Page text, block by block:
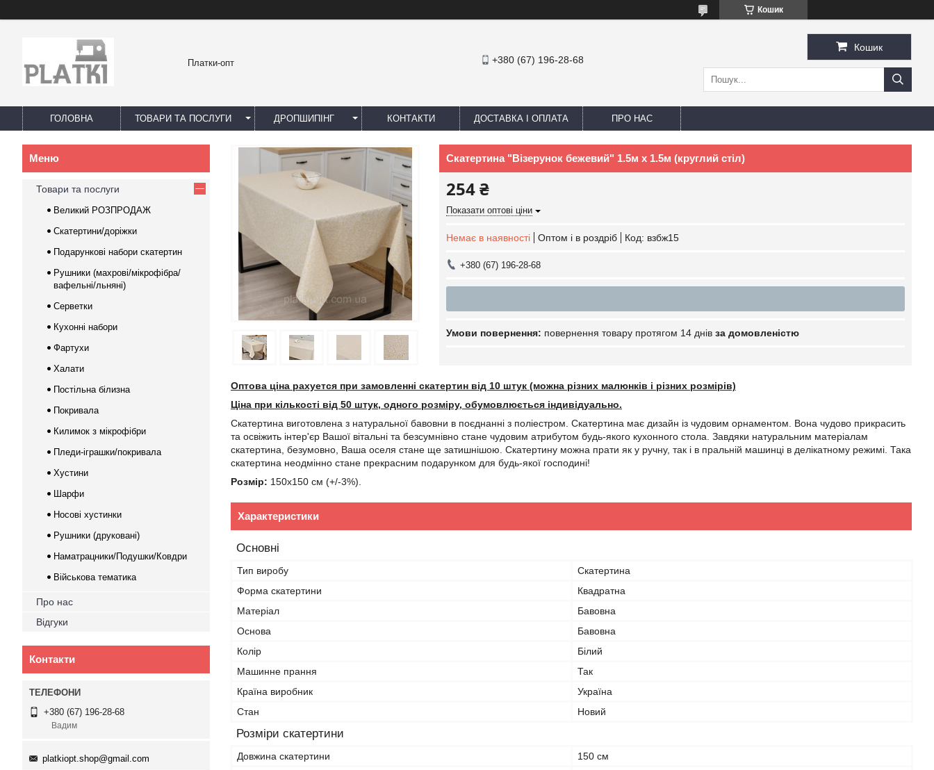
Кошик
Платки-опт +380 (67) 196-28-68
Кошик
ГОЛОВНА ТОВАРИ ТА ПОСЛУГИ ДРОПШИПІНГ КОНТАКТИ ДОСТАВКА І ОПЛАТА ПРО НАС
Скатертина "Візерунок бежевий" 1.5м х 1.5м (круглий стіл)
254 ₴
Показати оптові ціни
Немає в наявності Оптом і в роздріб Код: взбж15
+380 (67) 196-28-68
повернення товару протягом 14 днів за домовленістю
Оптова ціна рахуется при замовленні скатертин від 10 штук (можна різних малюнків і різних розмірів)
Ціна при кількості від 50 штук, одного розміру, обумовлюється індивідуально.
Скатертина виготовлена з натуральної бавовни в поєднанні з поліестром. Скатертина має дизайн із чудовим орнаментом. Вона чудово прикрасить
та освіжить інтер'єр Вашої вітальні та безсумнівно стане чудовим атрибутом будь-якого кухонного стола. Завдяки натуральним матеріалам
скатертина, безумовно, Ваша оселя стане ще затишнішою. Скатертину можна прати як у ручну, так і в пральній машинці в делікатному режимі. Така
скатертина неодмінно стане прекрасним подарунком для будь-якої господині!
Розмір: 150х150 см (+/-3%).
Характеристики
Основні
Тип виробу
Скатертина
Форма скатертини
Квадратна
Матеріал
Бавовна
Основа
Бавовна
Колір
Білий
Машинне прання
Так
Країна виробник
Україна
Стан
Новий
Розміри скатертини
Довжина скатертини
150 см
Товари та послуги
Великий РОЗПРОДАЖ
Скатертини/доріжки
Подарункові набори скатертин
Рушники (махрові/мікрофібра/
вафельні/льняні)
Серветки
Кухонні набори
Фартухи
Халати
Постільна білизна
Покривала
Килимок з мікрофібри
Пледи-іграшки/покривала
Хустини
Шарфи
Носові хустинки
Рушники (друковані)
Наматрацники/Подушки/Ковдри
Військова тематика
Про нас
Відгуки
Контакти
+380 (67) 196-28-68
Вадим
platkiopt.shop@gmail.com